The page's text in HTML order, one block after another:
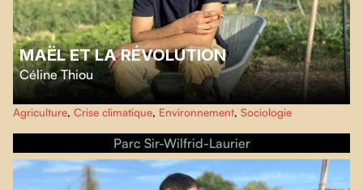
MAËL ET LA RÉVOLUTION
Céline Thiou
À 17 ans, Maël, passionné des 24h du Mans, surprend en s'engageant pour
l'environnement. Élève en lycée agricole, il développe une conscience
politique singulière, malgré l'opposition de ses camarades.
Agriculture, Crise climatique, Environnement, Sociologie
Parc Sir-Wilfrid-Laurier